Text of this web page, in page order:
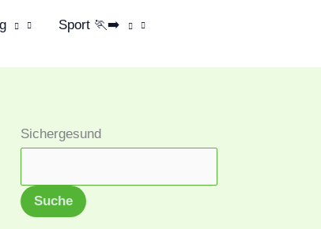
Sport 🏃‍➡️
Sichergesund
Suche